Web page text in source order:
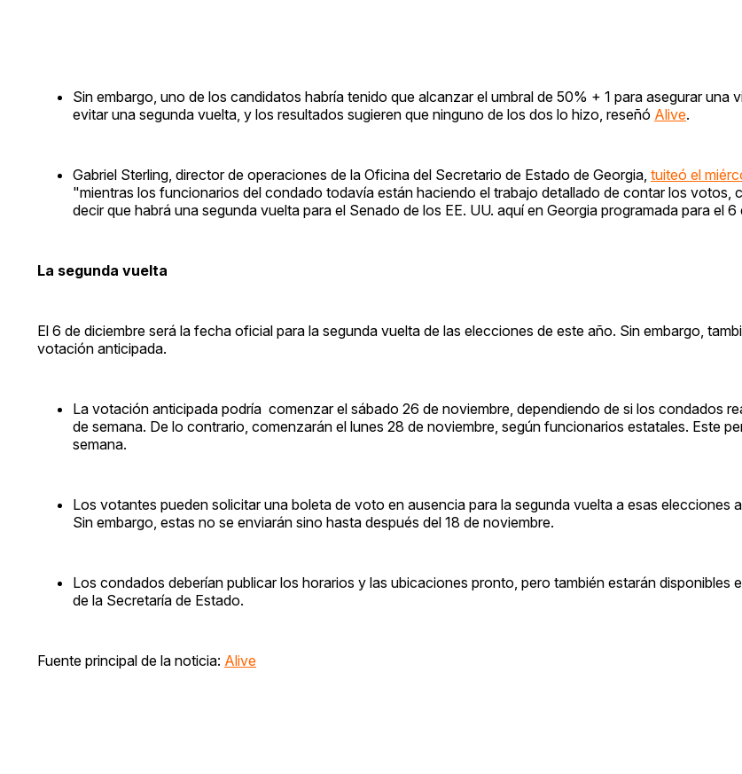
Sin embargo, uno de los candidatos habría tenido que alcanzar el umbral de 50% + 1 para asegurar una
evitar una segunda vuelta, y los resultados sugieren que ninguno de los dos lo hizo, reseñó Alive.
Gabriel Sterling, director de operaciones de la Oficina del Secretario de Estado de Georgia, tuiteó el
"mientras los funcionarios del condado todavía están haciendo el trabajo detallado de contar los votos,
decir que habrá una segunda vuelta para el Senado de los EE. UU. aquí en Georgia programada para el 6
La segunda vuelta
El 6 de diciembre será la fecha oficial para la segunda vuelta de las elecciones de este año. Sin embargo,
votación anticipada.
La votación anticipada podría comenzar el sábado 26 de noviembre, dependiendo de si los condados
de semana. De lo contrario, comenzarán el lunes 28 de noviembre, según funcionarios estatales. Este
semana.
Los votantes pueden solicitar una boleta de voto en ausencia para la segunda vuelta a esas elecciones
Sin embargo, estas no se enviarán sino hasta después del 18 de noviembre.
Los condados deberían publicar los horarios y las ubicaciones pronto, pero también estarán disponibles
de la Secretaría de Estado.
Fuente principal de la noticia: Alive